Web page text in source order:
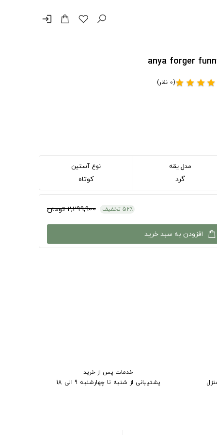
login
star
star
star
star(0 نظر)
مدل یقه
گرد
نوع آستین
کوتاه
52٪ تخفیف 2,299,900 تومان
افزودن به سبد خرید
خدمات پس از خرید
پشتیبانی از شنبه تا چهارشنبه 9 الی 18